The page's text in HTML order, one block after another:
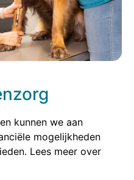
kunnen we aan
mogelijkheden
Lees meer over